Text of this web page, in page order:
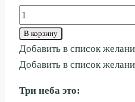
Количество
товара
ПАРА
В
ГРУДЬ
В корзину
Добавить в список
Добавить в список
Три неба это: